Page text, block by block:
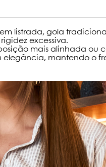
listrada, gola
excessiva.
mais alinhada ou
mantendo o